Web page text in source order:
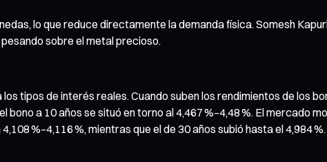
lo que reduce directamente la demanda física. Somesh
sobre el metal precioso.
tipos de interés reales. Cuando suben los rendimientos de los
a 10 años se situó en torno al 4,467 %–4,48 %. El mercado
%–4,116 %, mientras que el de 30 años subió hasta el 4,984